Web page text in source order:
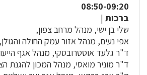
08:50-09:20
ברכות |
שלי בן ישי, מנהל מרחב צפון,
אפי נעים, מנהל אזור עמק החולה
ד"ר גלעד אוסטרובסקי, מנהל אגף
ד"ר מוניר מואסי, מנהל המכון להגנת